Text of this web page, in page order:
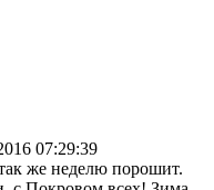
07:29:39
же неделю порошит.